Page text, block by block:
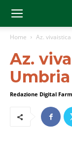
Home Az.
Az.
Redazione Digital Farm